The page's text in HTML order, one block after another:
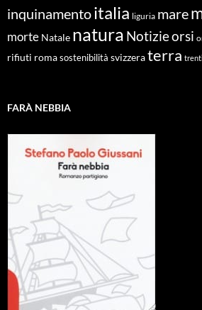
inquinamentoitalia liguria mare
morte Natale natura Notizieorsi
rifiuti roma sostenibilità svizzeraterra
FARÀ NEBBIA